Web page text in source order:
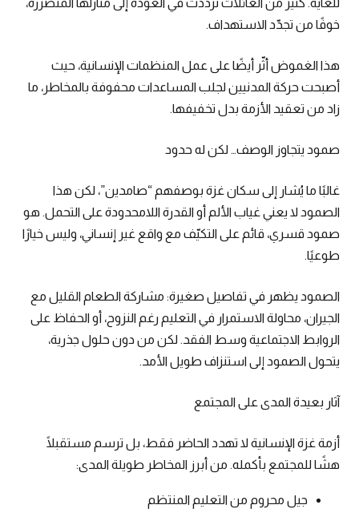
للغاية. كثير من العائلات ترددت في العودة إلى منازلها المتضررة،
خوفًا من تجدّد الاستهداف.
هذا الغموض أثّر أيضًا على عمل المنظمات الإنسانية، حيث
أصبحت حركة المدنيين لجلب المساعدات محفوفة بالمخاطر، ما
زاد من تعقيد الأزمة بدل تخفيفها.
صمود يتجاوز الوصف… لكن له حدود
غالبًا ما يُشار إلى سكان غزة بوصفهم “صامدين”، لكن هذا
الصمود لا يعني غياب الألم أو القدرة اللامحدودة على التحمل. هو
صمود قسري، قائم على التكيّف مع واقع غير إنساني، وليس خيارًا
طوعيًا.
الصمود يظهر في تفاصيل صغيرة: مشاركة الطعام القليل مع
الجيران، محاولة الاستمرار في التعليم رغم النزوح، أو الحفاظ على
الروابط الاجتماعية وسط الفقد. لكن من دون حلول جذرية،
يتحول الصمود إلى استنزاف طويل الأمد.
آثار بعيدة المدى على المجتمع
أزمة غزة الإنسانية لا تهدد الحاضر فقط، بل ترسم مستقبلًا
هشًا للمجتمع بأكمله. من أبرز المخاطر طويلة المدى:
جيل محروم من التعليم المنتظم